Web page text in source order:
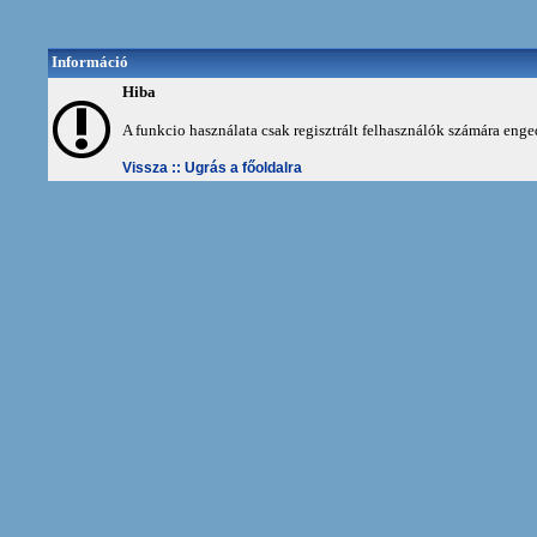
Információ
Hiba
A funkcio használata csak regisztrált felhasználók számára
Vissza :: Ugrás a főoldalra